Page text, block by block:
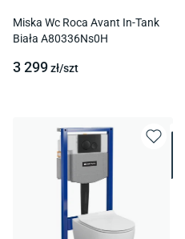
Miska Wc Roca Avant In-Tank
Biała A80336Ns0H
3 299zł/szt